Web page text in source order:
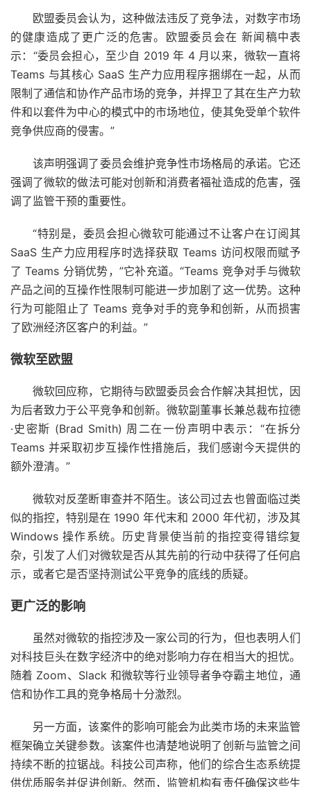
欧盟委员会认为，这种做法违反了竞争法，对数字市场
的健康造成了更广泛的危害。欧盟委员会在新闻稿中表
示：“委员会担心，至少自 2019 年 4 月以来，微软一直将
Teams 与其核心 SaaS 生产力应用程序捆绑在一起，从而
限制了通信和协作产品市场的竞争，并捍卫了其在生产力软
件和以套件为中心的模式中的市场地位，使其免受单个软件
竞争供应商的侵害。”
该声明强调了委员会维护竞争性市场格局的承诺。它还
强调了微软的做法可能对创新和消费者福祉造成的危害，强
调了监管干预的重要性。
“特别是，委员会担心微软可能通过不让客户在订阅其
SaaS 生产力应用程序时选择获取 Teams 访问权限而赋予
了 Teams 分销优势，”它补充道。“Teams 竞争对手与微软
产品之间的互操作性限制可能进一步加剧了这一优势。这种
行为可能阻止了 Teams 竞争对手的竞争和创新，从而损害
了欧洲经济区客户的利益。”
微软至欧盟
微软回应称，它期待与欧盟委员会合作解决其担忧，因
为后者致力于公平竞争和创新。微软副董事长兼总裁布拉德
·史密斯 (Brad Smith) 周二在一份声明中表示：“在拆分
Teams 并采取初步互操作性措施后，我们感谢今天提供的
额外澄清。”
微软对反垄断审查并不陌生。该公司过去也曾面临过类
似的指控，特别是在 1990 年代末和 2000 年代初，涉及其
Windows 操作系统。历史背景使当前的指控变得错综复
杂，引发了人们对微软是否从其先前的行动中获得了任何启
示，或者它是否坚持测试公平竞争的底线的质疑。
更广泛的影响
虽然对微软的指控涉及一家公司的行为，但也表明人们
对科技巨头在数字经济中的绝对影响力存在相当大的担忧。
随着 Zoom、Slack 和微软等行业领导者争夺霸主地位，通
信和协作工具的竞争格局十分激烈。
另一方面，该案件的影响可能会为此类市场的未来监管
框架确立关键参数。该案件也清楚地说明了创新与监管之间
持续不断的拉锯战。科技公司声称，他们的综合生态系统提
供优质服务并促进创新。然而，监管机构有责任确保这些生